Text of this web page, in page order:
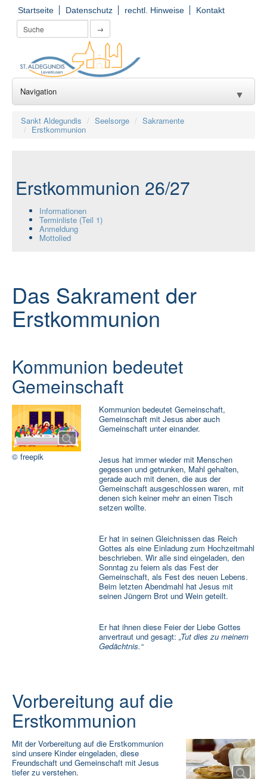
Startseite Datenschutz rechtl. Hinweise Kontakt
→
Navigation ▼
Wir für Sie
Einrichtungen
Gruppierungen
Termine & Infos
Aktuelles
Sankt Aldegundis Seelsorge Sakramente
Erstkommunion
Erstkommunion 26/27
Informationen
Terminliste (Teil 1)
Anmeldung
Mottolied
Das Sakrament der
Erstkommunion
Kommunion bedeutet
Gemeinschaft
© freepik
Kommunion bedeutet Gemeinschaft,
Gemeinschaft mit Jesus aber auch
Gemeinschaft unter einander.
Jesus hat immer wieder mit Menschen
gegessen und getrunken, Mahl gehalten,
gerade auch mit denen, die aus der
Gemeinschaft ausgeschlossen waren, mit
denen sich keiner mehr an einen Tisch
setzen wollte.
Er hat in seinen Gleichnissen das Reich
Gottes als eine Einladung zum Hochzeitmahl
beschrieben. Wir alle sind eingeladen, den
Sonntag zu feiern als das Fest der
Gemeinschaft, als Fest des neuen Lebens.
Beim letzten Abendmahl hat Jesus mit
seinen Jüngern Brot und Wein geteilt.
Er hat ihnen diese Feier der Liebe Gottes
anvertraut und gesagt: „Tut dies zu meinem
Gedächtnis.“
Vorbereitung auf die
Erstkommunion
Mit der Vorbereitung auf die Erstkommunion
sind unsere Kinder eingeladen, diese
Freundschaft und Gemeinschaft mit Jesus
tiefer zu verstehen.